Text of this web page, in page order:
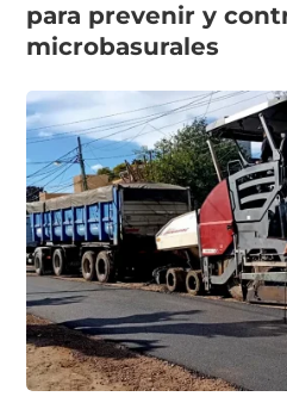
para prevenir y
microbasurales